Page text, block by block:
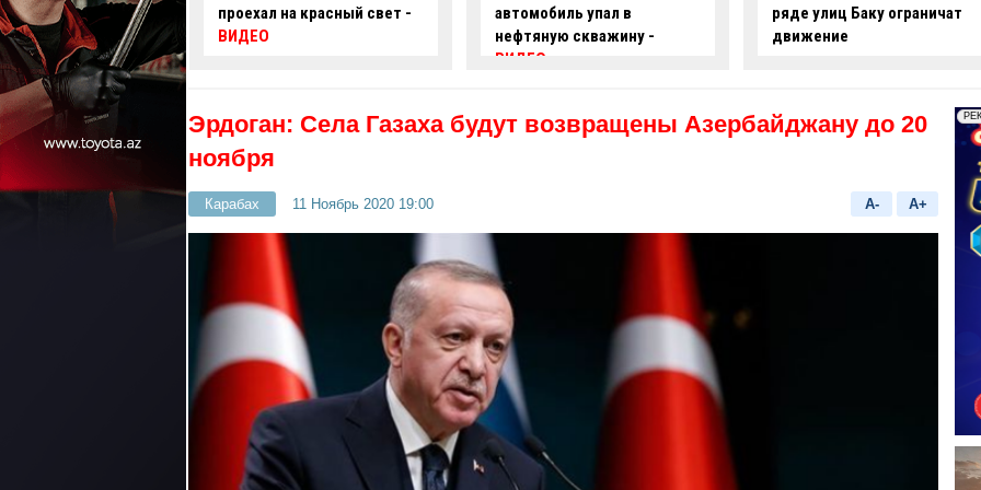
на красный свет -
автомобиль упал в
нефтяную скважину -
ряде улиц Баку ограничат
движение
опасные действия за рулем
-ВИДЕО
Эрдоган: Села Газаха будут возвращены Азербайджану до 20
ноября
Карабах 11 Ноябрь 2020 19:00 A- A+